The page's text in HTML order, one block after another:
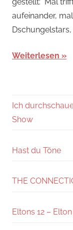
gestellt: Mal
aufeinander,
Weiterlesen
Ich
Show
Hast du Töne
THE
Eltons 12 –